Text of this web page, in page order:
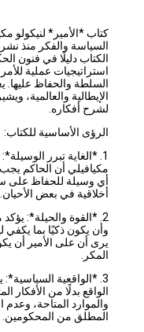
كتاب *الأمير* لنيكولو
السياسة والفكر منذ نشره في
الكتاب دليلًا في فنون الحكم
استراتيجيات عملية للأمراء
السلطة والحفاظ عليها. يعتمد
الإيطالية والعالمية، ويشير
لشرح أفكاره.
الرؤى الأساسية للكتاب:
*الغاية تبرر الوسيلة*:
مكيافيلي أن الحاكم يجب أن
أي وسيلة للحفاظ على
أخلاقية في بعض الأحيان.
2. *القوة والحيلة*: يؤكد
وأن يكون ذكيًا بما يكفي
يرى أن على الأمير أن يكون
3. *الواقعية السياسية*: يدعو
الواقع بدلًا من الأفكار
والموارد المتاحة، وعدم
المطلق من المحكومين.